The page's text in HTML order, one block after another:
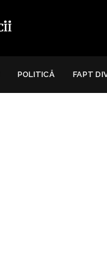
POLITICĂ FAPT